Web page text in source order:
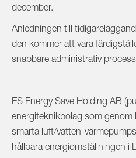
december.
Anledningen till
den kommer att vara
snabbare administrativ
ES Energy Save Holding AB
energiteknikbolag som genom
smarta luft/vatten-
hållbara energiomställningen i